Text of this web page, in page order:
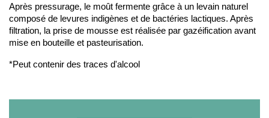
Après pressurage, le moût fermente grâce à un levain naturel
composé de levures indigènes et de bactéries lactiques. Après
filtration, la prise de mousse est réalisée par gazéification avant
mise en bouteille et pasteurisation.
*Peut contenir des traces d'alcool